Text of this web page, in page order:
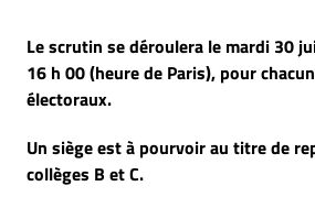
Le scrutin se déroulera le mardi 30
16 h 00 (heure de Paris), pour
électoraux.
Un siège est à pourvoir au titre de
collèges B et C.